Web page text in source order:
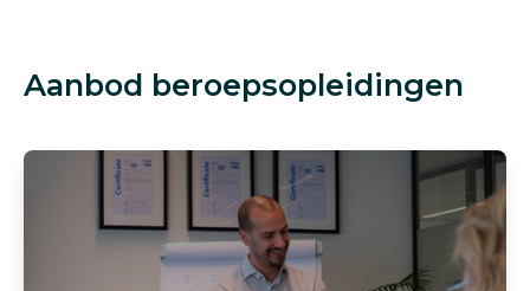
Aanbod beroepsopleidingen